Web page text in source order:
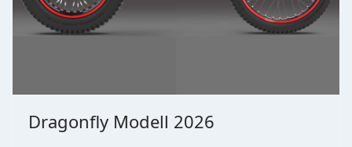
Dragonfly Modell 2026